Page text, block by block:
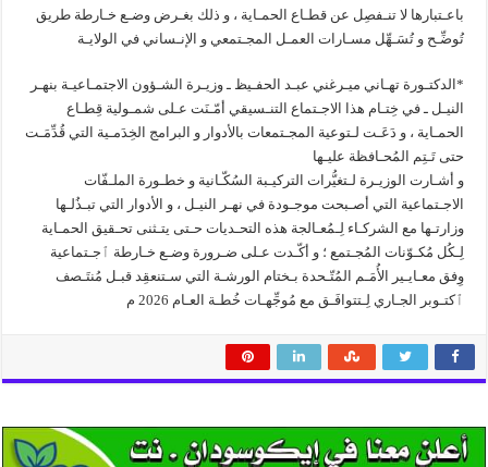
باعـتبارها لا تنـفصِل عن قطـاع الحمـاية ، و ذلك بغـرض وضـع خـارطة طريق
تُوضِّـح و تُسَـهِّل مسـارات العمـل المجـتمعي و الإنـساني في الولايـة
*الدكتـورة تهـاني ميـرغني عبـد الحفـيظ ـ وزيـرة الشـؤون الاجتمـاعيـة بنهـر
النيـل ـ في خِتـام هذا الاجـتماع التنـسيقي أمّـنَت عـلى شمـولية قِطـاع
الحمـاية ، و دَعَـت لـتوعية المجـتمعات بالأدوار و البرامج الخِدَمـية التي قُدِّمَـت
حتى تَـتِم المُحـافظة عليـها
و أشـارت الوزيـرة لـتغيُّرات التركيـبة السُكّـانية و خطـورة الملـفّات
الاجـتماعية التي أصـبحت موجـودة في نهـر النيـل ، و الأدوار التي تبـذُلـها
وزارتـها مع الشركـاء لِـمُعـالجة هذه التحـديات حـتى يتـثنى تحـقيق الحمـاية
لِـكُل مُكـوّنات المُجـتمع ؛ و أكّـدت عـلى ضـرورة وضـع خـارطة ٱجـتماعية
وِفق معـايـير الأُمَـم المُتّـحدة بـختام الورشـة التي سـتنعقِد قبـل مُنتَـصف
ٱكتـوبر الجـاري لِـتتوافَـق مع مُوجِّهـات خُطـة العـام 2026 م